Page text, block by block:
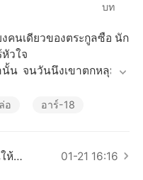
บท
คนเดียวของตระกูลซือ นัก
วใจ
นั้น จนวันนึงเขาตกหลุมรัก
วเธอมีอะไรดีเขาถึงตกห
ารับผิดชอบกับหัวใจที่เขาม
อ อาร์-18
บทที่ 62 ตอนพิเศษ เติมความหวานให้ชีวิตคู่ 01-21 16:16